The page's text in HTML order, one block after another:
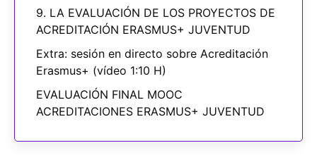
9. LA EVALUACIÓN DE LOS PROYECTOS DE
ACREDITACIÓN ERASMUS+ JUVENTUD
Extra: sesión en directo sobre Acreditación
Erasmus+ (vídeo 1:10 H)
EVALUACIÓN FINAL MOOC
ACREDITACIONES ERASMUS+ JUVENTUD